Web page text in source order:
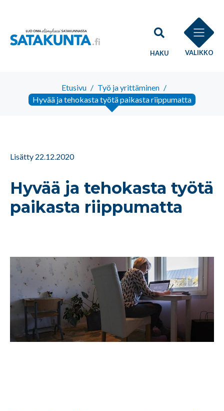
HAKU VALIKKO
Etusivu / Työ ja yrittäminen /
Hyvää ja tehokasta työtä paikasta riippumatta
Lisätty 22.12.2020
Hyvää ja tehokasta työtä
paikasta riippumatta